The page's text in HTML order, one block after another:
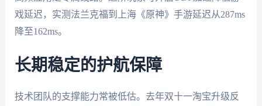
戏延迟，实测法兰克福到上海《原神》手游延迟从287ms
降至162ms。
长期稳定的护航保障
技术团队的支撑能力常被低估。去年双十一淘宝升级反